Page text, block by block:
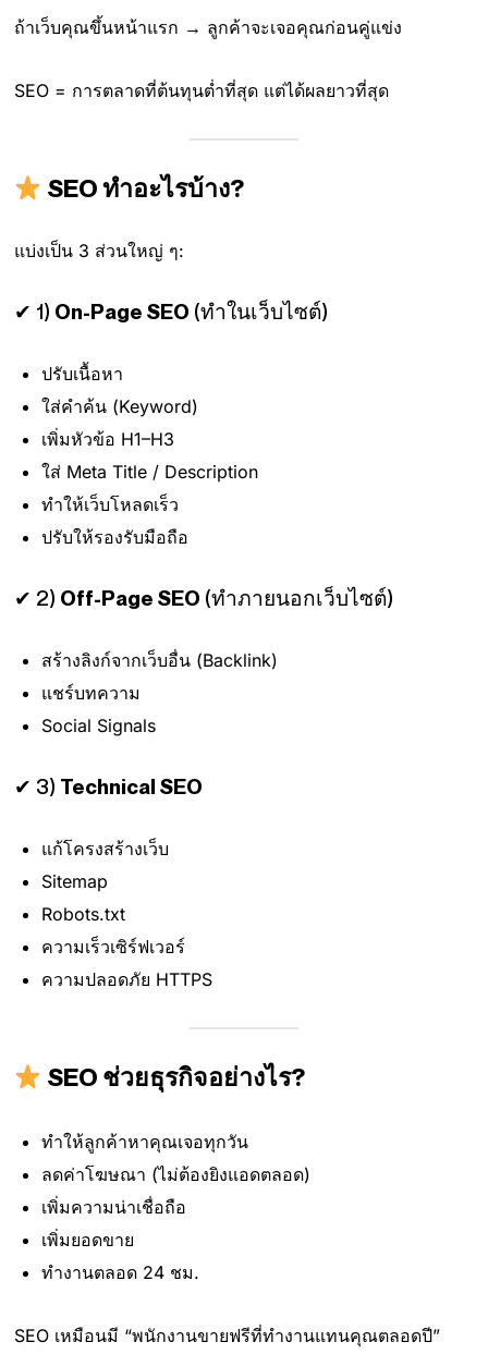
ถ้าเว็บคุณขึ้นหน้าแรก → ลูกค้าจะเจอคุณก่อนคู่แข่ง
SEO = การตลาดที่ต้นทุนต่ำที่สุด แต่ได้ผลยาวที่สุด
SEO ทำอะไรบ้าง?
แบ่งเป็น 3 ส่วนใหญ่ ๆ:
✔ 1) On-Page SEO (ทำในเว็บไซต์)
ปรับเนื้อหา
ใส่คำค้น (Keyword)
เพิ่มหัวข้อ H1–H3
ใส่ Meta Title / Description
ทำให้เว็บโหลดเร็ว
ปรับให้รองรับมือถือ
✔ 2) Off-Page SEO (ทำภายนอกเว็บไซต์)
สร้างลิงก์จากเว็บอื่น (Backlink)
แชร์บทความ
Social Signals
✔ 3) Technical SEO
แก้โครงสร้างเว็บ
Sitemap
Robots.txt
ความเร็วเซิร์ฟเวอร์
ความปลอดภัย HTTPS
SEO ช่วยธุรกิจอย่างไร?
ทำให้ลูกค้าหาคุณเจอทุกวัน
ลดค่าโฆษณา (ไม่ต้องยิงแอดตลอด)
เพิ่มความน่าเชื่อถือ
เพิ่มยอดขาย
ทำงานตลอด 24 ชม.
SEO เหมือนมี “พนักงานขายฟรีที่ทำงานแทนคุณตลอดปี”